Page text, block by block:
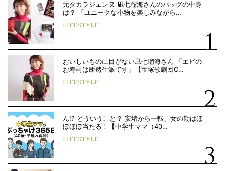
元タカラジェンヌ 凪七瑠海さんのバッグの中身
は？ 「ユニークな小物を楽しみながら…
LIFESTYLE
おいしいものに目がない凪七瑠海さん 「エビの
お寿司は断然生派です」【宝塚歌劇団O…
LIFESTYLE
ん!? どういうこと？ 安堵から一転、女の勘はほ
ぼほぼ当たる！【中学生ママ（40…
LIFESTYLE